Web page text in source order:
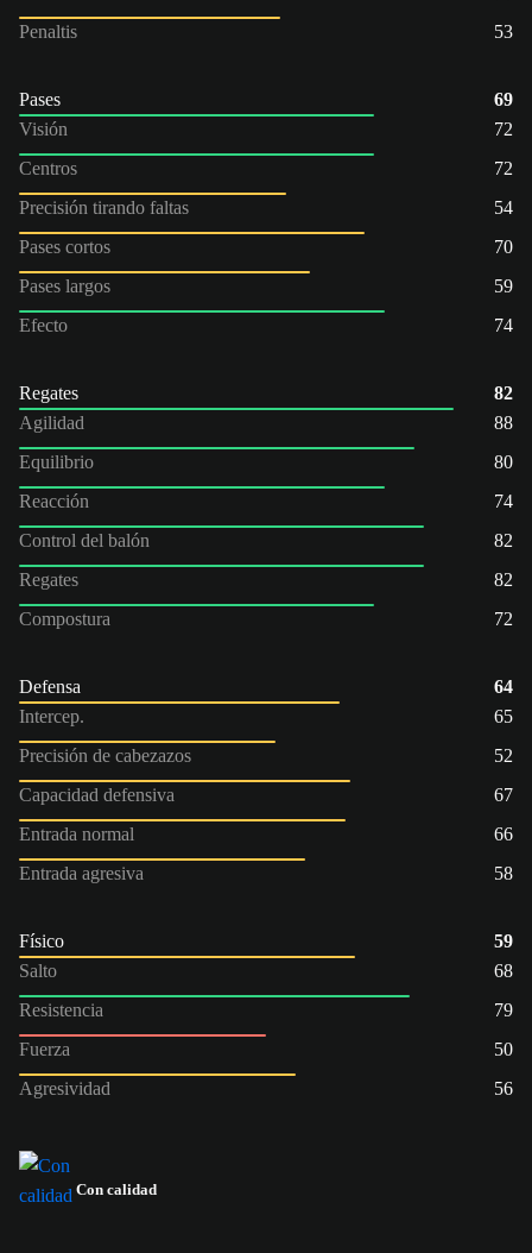
Penaltis
53
Pases
69
Visión
72
Centros
72
Precisión tirando faltas
54
Pases cortos
70
Pases largos
59
Efecto
74
Regates
82
Agilidad
88
Equilibrio
80
Reacción
74
Control del balón
82
Regates
82
Compostura
72
Defensa
64
Intercep.
65
Precisión de cabezazos
52
Capacidad defensiva
67
Entrada normal
66
Entrada agresiva
58
Físico
59
Salto
68
Resistencia
79
Fuerza
50
Agresividad
56
Con calidad